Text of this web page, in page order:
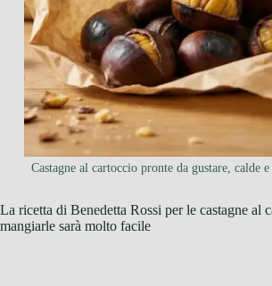
Castagne al cartoccio pronte da gustare, calde
La ricetta di Benedetta Rossi per le castagne al
mangiarle sarà molto facile